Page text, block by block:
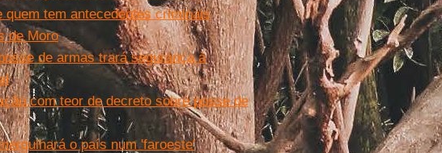
tem antecedentes criminais
de Moro
de armas trará segurança à
com teor de decreto sobre posse de
o país num 'faroeste'